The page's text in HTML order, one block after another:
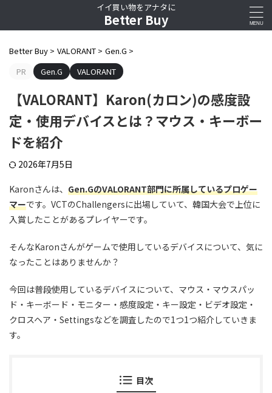
イイ買い物をアナタに
Better Buy
Better Buy > VALORANT > Gen.G >
PR
Gen.G VALORANT
【VALORANT】Karon(カロン)の感度設
定・使用デバイスとは？マウス・キーボー
ドを紹介
2026年7月5日
Karonさんは、 Gen.GのVALORANT部門に所属しているプロゲー
マーです。VCTのChallengersに出場していて、韓国大会で上位に
入賞したことがあるプレイヤーです。
そんなKaronさんがゲームで使用しているデバイスについて、気に
なったことはありませんか？
今回は普段使用しているデバイスについて、マウス・マウスパッ
ド・キーボード・モニター・感度設定・キー設定・ビデオ設定・
クロスヘア・Settingsなどを調査したので1つ1つ紹介していきま
す。
目次